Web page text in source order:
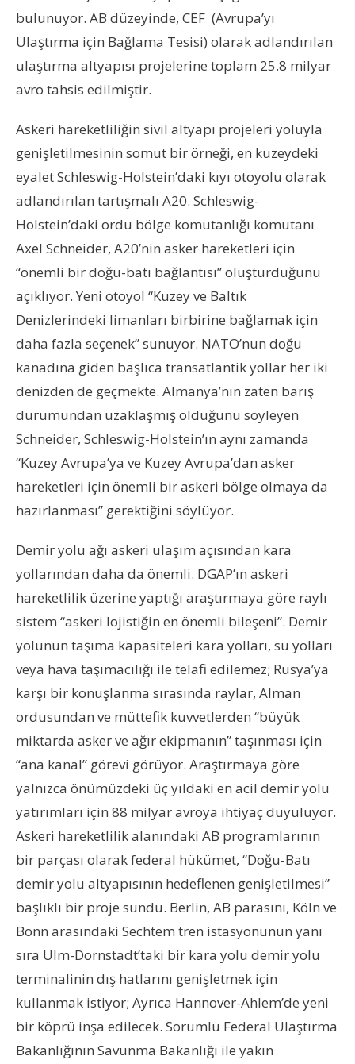
bulunuyor. AB düzeyinde, CEF (Avrupa’yı
Ulaştırma için Bağlama Tesisi) olarak adlandırılan
ulaştırma altyapısı projelerine toplam 25.8 milyar
avro tahsis edilmiştir.
Askeri hareketliliğin sivil altyapı projeleri yoluyla
genişletilmesinin somut bir örneği, en kuzeydeki
eyalet Schleswig-Holstein’daki kıyı otoyolu olarak
adlandırılan tartışmalı A20. Schleswig-
Holstein’daki ordu bölge komutanlığı komutanı
Axel Schneider, A20’nin asker hareketleri için
“önemli bir doğu-batı bağlantısı” oluşturduğunu
açıklıyor. Yeni otoyol “Kuzey ve Baltık
Denizlerindeki limanları birbirine bağlamak için
daha fazla seçenek” sunuyor. NATO’nun doğu
kanadına giden başlıca transatlantik yollar her iki
denizden de geçmekte. Almanya’nın zaten barış
durumundan uzaklaşmış olduğunu söyleyen
Schneider, Schleswig-Holstein’ın aynı zamanda
“Kuzey Avrupa’ya ve Kuzey Avrupa’dan asker
hareketleri için önemli bir askeri bölge olmaya da
hazırlanması” gerektiğini söylüyor.
Demir yolu ağı askeri ulaşım açısından kara
yollarından daha da önemli. DGAP’ın askeri
hareketlilik üzerine yaptığı araştırmaya göre raylı
sistem “askeri lojistiğin en önemli bileşeni”. Demir
yolunun taşıma kapasiteleri kara yolları, su yolları
veya hava taşımacılığı ile telafi edilemez; Rusya’ya
karşı bir konuşlanma sırasında raylar, Alman
ordusundan ve müttefik kuvvetlerden “büyük
miktarda asker ve ağır ekipmanın” taşınması için
“ana kanal” görevi görüyor. Araştırmaya göre
yalnızca önümüzdeki üç yıldaki en acil demir yolu
yatırımları için 88 milyar avroya ihtiyaç duyuluyor.
Askeri hareketlilik alanındaki AB programlarının
bir parçası olarak federal hükümet, “Doğu-Batı
demir yolu altyapısının hedeflenen genişletilmesi”
başlıklı bir proje sundu. Berlin, AB parasını, Köln ve
Bonn arasındaki Sechtem tren istasyonunun yanı
sıra Ulm-Dornstadt’taki bir kara yolu demir yolu
terminalinin dış hatlarını genişletmek için
kullanmak istiyor; Ayrıca Hannover-Ahlem’de yeni
bir köprü inşa edilecek. Sorumlu Federal Ulaştırma
Bakanlığının Savunma Bakanlığı ile yakın